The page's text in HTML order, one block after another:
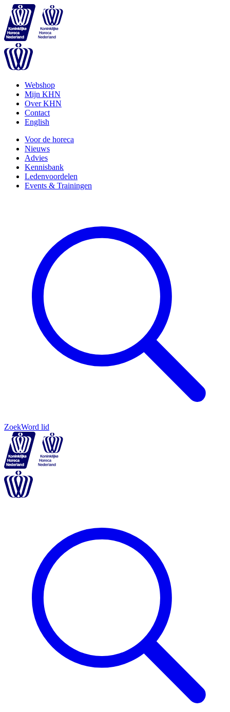
Webshop
Mijn KHN
Over KHN
Contact
English
Voor de horeca
Nieuws
Advies
Kennisbank
Ledenvoordelen
Events & Trainingen
ZoekWord lid